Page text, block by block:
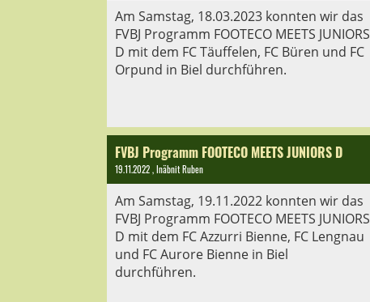
Am Samstag, 18.03.2023 konnten wir das
FVBJ Programm FOOTECO MEETS JUNIORS
D mit dem FC Täuffelen, FC Büren und FC
Orpund in Biel durchführen.
FVBJ Programm FOOTECO MEETS JUNIORS D
19.11.2022, Inäbnit Ruben
Am Samstag, 19.11.2022 konnten wir das
FVBJ Programm FOOTECO MEETS JUNIORS
D mit dem FC Azzurri Bienne, FC Lengnau
und FC Aurore Bienne in Biel
durchführen.